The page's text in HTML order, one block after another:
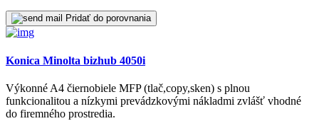
Pridať do porovnania
Konica Minolta bizhub 4050i
Výkonné A4 čiernobiele MFP (tlač,copy,sken) s plnou
funkcionalitou a nízkymi prevádzkovými nákladmi zvlášť vhodné
do firemného prostredia.